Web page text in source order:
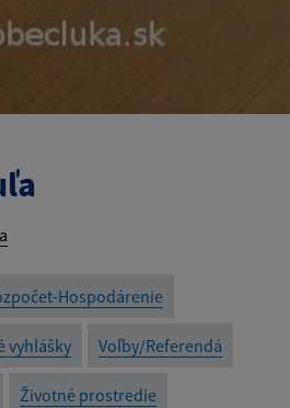
Hospodárenie
vyhlášky Voľby/Referendá
Životné prostredie